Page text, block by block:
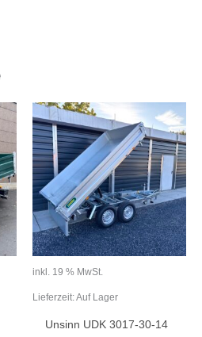
inkl. 19 % MwSt.
Lieferzeit:Auf Lager
Unsinn UDK 3017-30-14